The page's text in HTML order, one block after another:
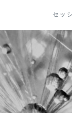
テ
ン
ツ
に
ス
キ
セッ